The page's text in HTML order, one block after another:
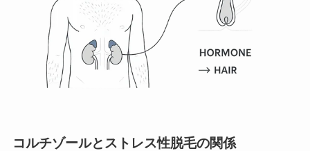
コルチゾールとストレス性脱毛の関係